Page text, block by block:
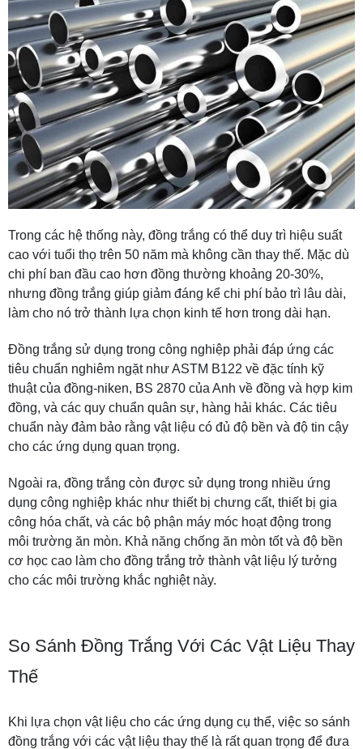
Trong các hệ thống này, đồng trắng có thể duy trì hiệu suất
cao với tuổi thọ trên 50 năm mà không cần thay thế. Mặc dù
chi phí ban đầu cao hơn đồng thường khoảng 20-30%,
nhưng đồng trắng giúp giảm đáng kể chi phí bảo trì lâu dài,
làm cho nó trở thành lựa chọn kinh tế hơn trong dài hạn.
Đồng trắng sử dụng trong công nghiệp phải đáp ứng các
tiêu chuẩn nghiêm ngặt như ASTM B122 về đặc tính kỹ
thuật của đồng-niken, BS 2870 của Anh về đồng và hợp kim
đồng, và các quy chuẩn quân sự, hàng hải khác. Các tiêu
chuẩn này đảm bảo rằng vật liệu có đủ độ bền và độ tin cậy
cho các ứng dụng quan trọng.
Ngoài ra, đồng trắng còn được sử dụng trong nhiều ứng
dụng công nghiệp khác như thiết bị chưng cất, thiết bị gia
công hóa chất, và các bộ phận máy móc hoạt động trong
môi trường ăn mòn. Khả năng chống ăn mòn tốt và độ bền
cơ học cao làm cho đồng trắng trở thành vật liệu lý tưởng
cho các môi trường khắc nghiệt này.
So Sánh Đồng Trắng Với Các Vật Liệu Thay
Thế
Khi lựa chọn vật liệu cho các ứng dụng cụ thể, việc so sánh
đồng trắng với các vật liệu thay thế là rất quan trọng để đưa